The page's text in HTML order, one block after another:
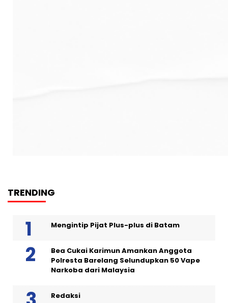
TRENDING
Mengintip Pijat Plus-plus di Batam
Bea Cukai Karimun Amankan Anggota
Polresta Barelang Selundupkan 50 Vape
Narkoba dari Malaysia
Redaksi